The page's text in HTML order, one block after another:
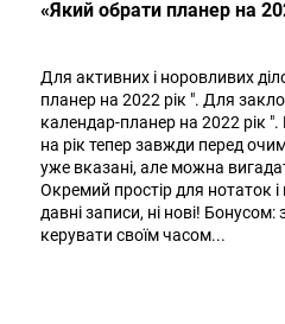
«Який обрати планер на
Для активних і норовливих
планер на 2022 рік ". Для
календар-планер на 2022 рік
на рік тепер завжди перед
уже вказані, але можна
Окремий простір для нотаток
давні записи, ні нові!
керувати своїм часом...